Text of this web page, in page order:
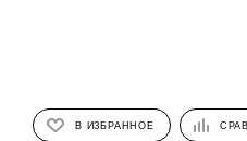
В ИЗБРАННОЕ